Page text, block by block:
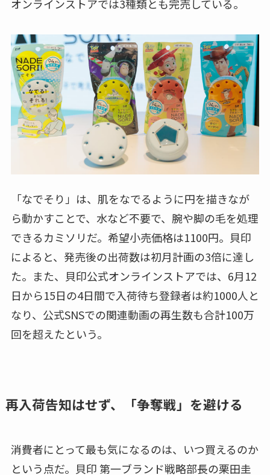
オンラインストアでは3種類とも完売している。
「なでそり」は、肌をなでるように円を描きなが
ら動かすことで、水など不要で、腕や脚の毛を処理
できるカミソリだ。希望小売価格は1100円。貝印
によると、発売後の出荷数は初月計画の3倍に達し
た。また、貝印公式オンラインストアでは、6月12
日から15日の4日間で入荷待ち登録者は約1000人と
なり、公式SNSでの関連動画の再生数も合計100万
回を超えたという。
再入荷告知はせず、「争奪戦」を避ける
消費者にとって最も気になるのは、いつ買えるのか
という点だ。貝印 第一ブランド戦略部長の栗田圭